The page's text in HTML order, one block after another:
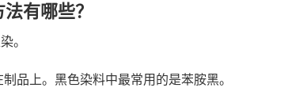
有哪些？
。
品上。黑色染料中最常用的是苯胺黑。